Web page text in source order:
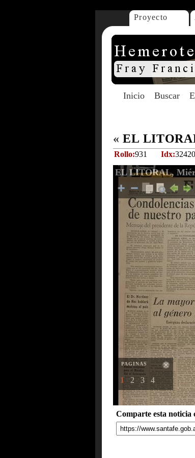
Proyecto
Inicio Buscar
« EL
Rollo:931 Idx:32420
EL LITORAL,
PAGINAS
1 2 3 4
Comparte esta noticia